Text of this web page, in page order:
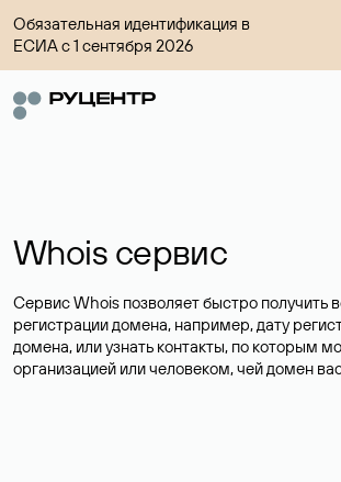
Обязательная идентификация в
ЕСИА с 1 сентября 2026
Whois сервис
Сервис Whois позволяет быстро
регистрации домена, например, дату
домена, или узнать контакты, по которым
организацией или человеком, чей домен